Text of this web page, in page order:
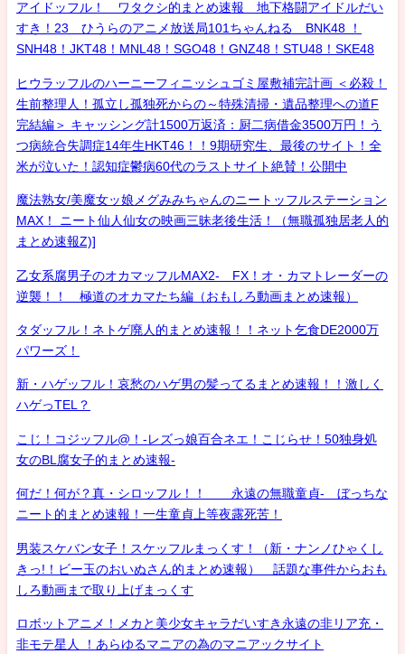
アイドッフル！ ワタクシ的まとめ速報 地下格闘アイドルだい
すき！23 ひうらのアニメ放送局101ちゃんねる BNK48 ！
SNH48！JKT48！MNL48！SGO48！GNZ48！STU48！SKE48
ヒウラッフルのハーニーフィニッシュゴミ屋敷補完計画 ＜必殺！
生前整理人！孤立し孤独死からの～特殊清掃・遺品整理への道F
完結編＞ キャッシング計1500万返済：厨二病借金3500万円！う
つ病統合失調症14年生HKT46！！9期研究生、最後のサイト！全
米が泣いた！認知症鬱病60代のラストサイト絶賛！公開中
魔法熟女/美魔女ッ娘メグみみちゃんのニートッフルステーション
MAX！ ニート仙人仙女の映画三昧老後生活！（無職孤独居老人的
まとめ速報Z)]
乙女系腐男子のオカマッフルMAX2- FX！オ・カマトレーダーの
逆襲！！ 極道のオカマたち編（おもしろ動画まとめ速報）
タダッフル！ネトゲ廃人的まとめ速報！！ネット乞食DE2000万
パワーズ！
新・ハゲッフル！哀愁のハゲ男の髪ってるまとめ速報！！激しく
ハゲっTEL？
こじ！コジッフル@！-レズっ娘百合ネエ！こじらせ！50独身処
女のBL腐女子的まとめ速報-
何だ！何が？真・シロッフル！！ 永遠の無職童貞- ぼっちな
ニート的まとめ速報！一生童貞上等夜露死苦！
男装スケバン女子！スケッフルまっくす！（新・ナンノひゃくし
きっ!！ビー玉のおいぬさん的まとめ速報） 話題な事件からおも
しろ動画まで取り上げまっくす
ロボットアニメ！メカと美少女キャラだいすき永遠の非リア充・
非モテ星人 ！あらゆるマニアの為のマニアックサイト